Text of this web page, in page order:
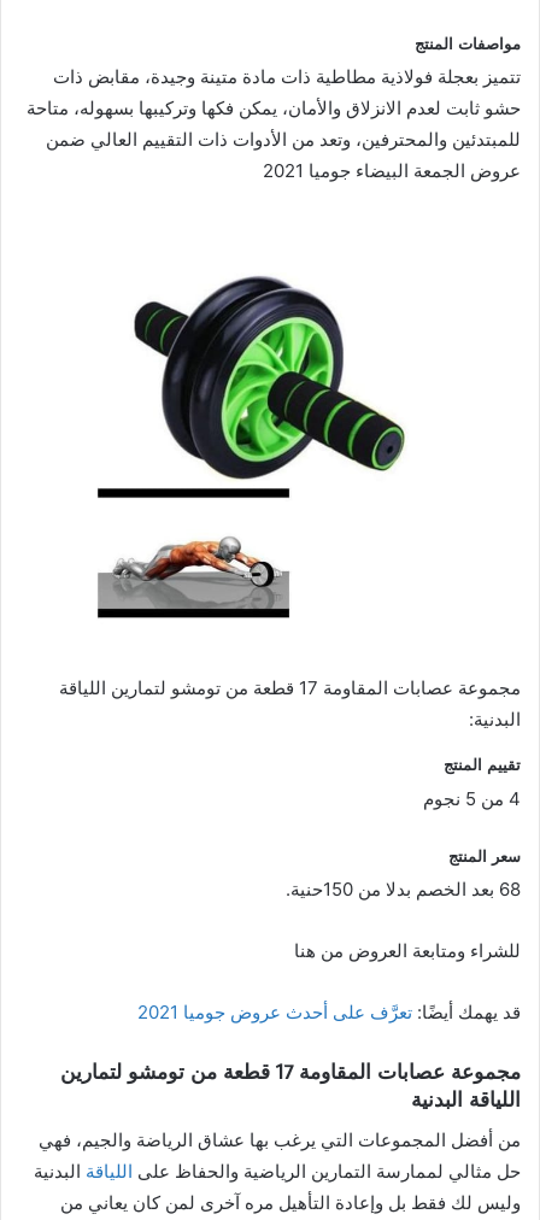
مواصفات المنتج
تتميز بعجلة فولاذية مطاطية ذات مادة متينة وجيدة، مقابض ذات
حشو ثابت لعدم الانزلاق والأمان، يمكن فكها وتركيبها بسهوله، متاحة
للمبتدئين والمحترفين، وتعد من الأدوات ذات التقييم العالي ضمن
عروض الجمعة البيضاء جوميا 2021
مجموعة عصابات المقاومة 17 قطعة من تومشو لتمارين اللياقة
البدنية:
تقييم المنتج
4 من 5 نجوم
سعر المنتج
68 بعد الخصم بدلا من 150حنية.
للشراء ومتابعة العروض من هنا
قد يهمك أيضًا: تعرَّف على أحدث عروض جوميا 2021
مجموعة عصابات المقاومة 17 قطعة من تومشو لتمارين
اللياقة البدنية
من أفضل المجموعات التي يرغب بها عشاق الرياضة والجيم، فهي
حل مثالي لممارسة التمارين الرياضية والحفاظ على اللياقة البدنية
وليس لك فقط بل وإعادة التأهيل مره آخرى لمن كان يعاني من